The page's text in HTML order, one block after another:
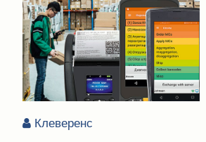
Клеверенс